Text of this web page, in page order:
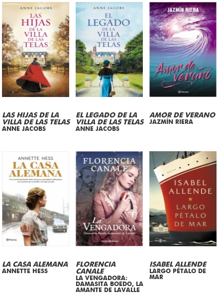
LAS HIJAS DE LA
VILLA DE LAS TELAS
ANNE JACOBS
EL LEGADO DE LA
VILLA DE LAS TELAS
ANNE JACOBS
AMOR DE VERANO
JAZMÍN RIERA
LA CASA ALEMANA
ANNETTE HESS
FLORENCIA
CANALE
LA VENGADORA:
DAMASITA BOEDO, LA
AMANTE DE LAVALLE
ISABEL ALLENDE
LARGO PÉTALO DE
MAR